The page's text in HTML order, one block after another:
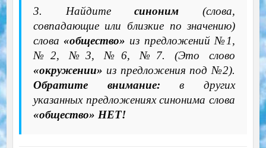
3. Найдитесиноним (слова,
совпадающие или близкие по значению)
слова«общество» из предложений №1,
№2, №3, №6, №7. (Это слово
«окружении» из предложения под №2).
Обратите внимание: в других
указанных предложениях синонима слова
«общество» НЕТ!